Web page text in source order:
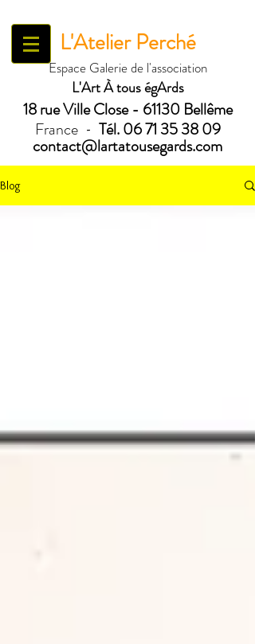
L'Atelier Perché
Espace Galerie de l'association
L'Art À tous égArds
18 rue Ville Close - 61130 Bellême
France- Tél.06 71 35 38 09
contact@lartatousegards.com
Blog